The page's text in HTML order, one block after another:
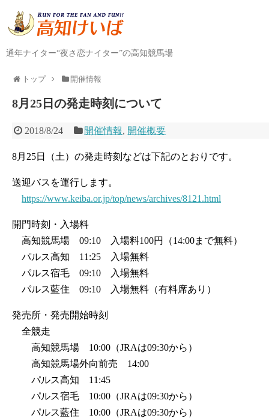
通年ナイター“夜さ恋ナイター”の高知競馬場
トップ 開催情報
8月25日の発走時刻について
2018/8/24 開催情報, 開催概要
8月25日（土）の発走時刻などは下記のとおりです。
送迎バスを運行します。
https://www.keiba.or.jp/top/news/archives/8121.html
開門時刻・入場料
高知競馬場 09:10 入場料100円（14:00まで無料）
パルス高知 11:25 入場無料
パルス宿毛 09:10 入場無料
パルス藍住 09:10 入場無料（有料席あり）
発売所・発売開始時刻
全競走
高知競馬場 10:00（JRAは09:30から）
高知競馬場外向前売 14:00
パルス高知 11:45
パルス宿毛 10:00（JRAは09:30から）
パルス藍住 10:00（JRAは09:30から）